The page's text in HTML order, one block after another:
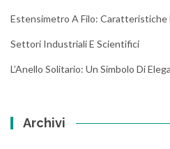
Estensimetro A Filo: Caratteristiche
Settori Industriali E Scientifici
L’Anello Solitario: Un Simbolo Di
Archivi